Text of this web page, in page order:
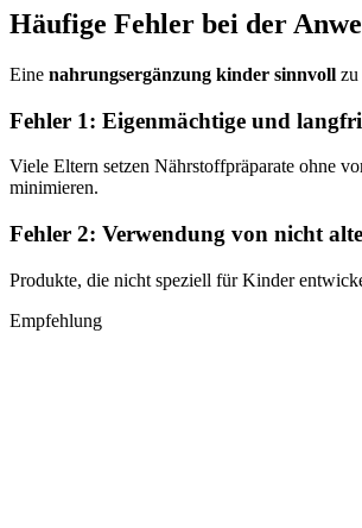
Häufige Fehler bei der
Eine nahrungsergänzung kinder sinnvoll zu
Fehler 1: Eigenmächtige und
Viele Eltern setzen Nährstoffpräparate ohne
minimieren.
Fehler 2: Verwendung von nicht
Produkte, die nicht speziell für Kinder
Empfehlung